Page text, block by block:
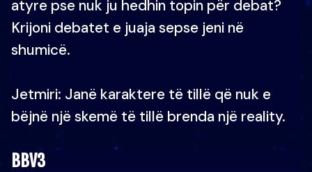
atyre pse nuk ju hedhin topin për debat?
Krijoni debatet e juaja sepse jeni në
shumicë.
Jetmiri: Janë karaktere të tillë që nuk e
bëjnë një skemë të tillë brenda një reality.
BBV3